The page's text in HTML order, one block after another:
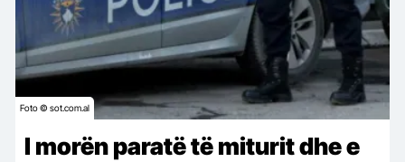
Foto © sot.com.al
I morën paratë të miturit dhe e